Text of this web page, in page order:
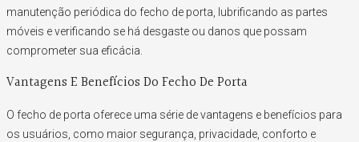
manutenção periódica do fecho de porta, lubrificando as partes
móveis e verificando se há desgaste ou danos que possam
comprometer sua eficácia.
Vantagens E Benefícios Do Fecho De Porta
O fecho de porta oferece uma série de vantagens e benefícios para
os usuários, como maior segurança, privacidade, conforto e